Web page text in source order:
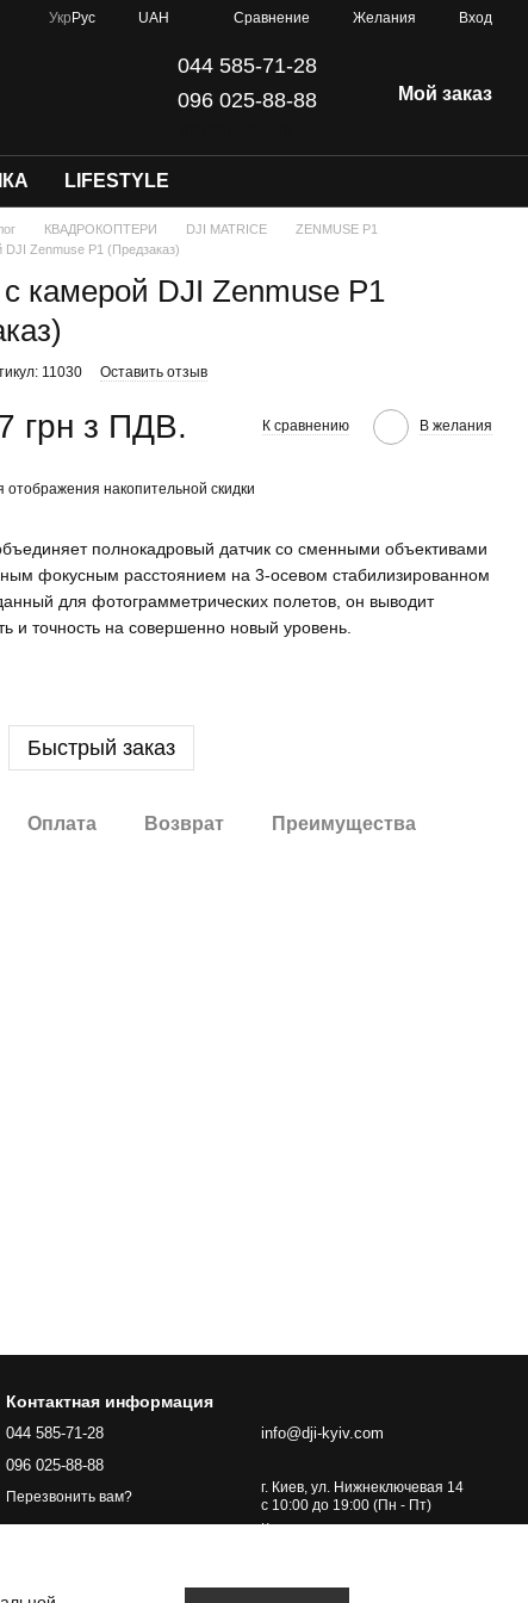
Укр Рус UAH Сравнение Желания Вход
044 585-71-28
096 025-88-88
Мой заказ
LIFESTYLE
КВАДРОКОПТЕРИ DJI MATRICE
ZENMUSE P1
DJI Zenmuse P1 (Предзаказ)
камерой DJI Zenmuse P1
11030 Оставить отзыв
грн з ПДВ. К сравнению В желания
отображения накопительной скидки
полнокадровый датчик со сменными объективами
фокусным расстоянием на 3-осевом стабилизированном
для фотограмметрических полетов, он выводит
и точность на совершенно новый уровень.
Быстрый заказ
Оплата Возврат Преимущества
Контактная информация
044 585-71-28
096 025-88-88
Перезвонить вам?
info@dji-kyiv.com
г. Киев, ул. Нижнеключевая 14
с 10:00 до 19:00 (Пн - Пт)
Карта проезда